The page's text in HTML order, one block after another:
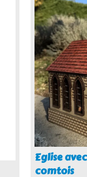
Eglise
comtois